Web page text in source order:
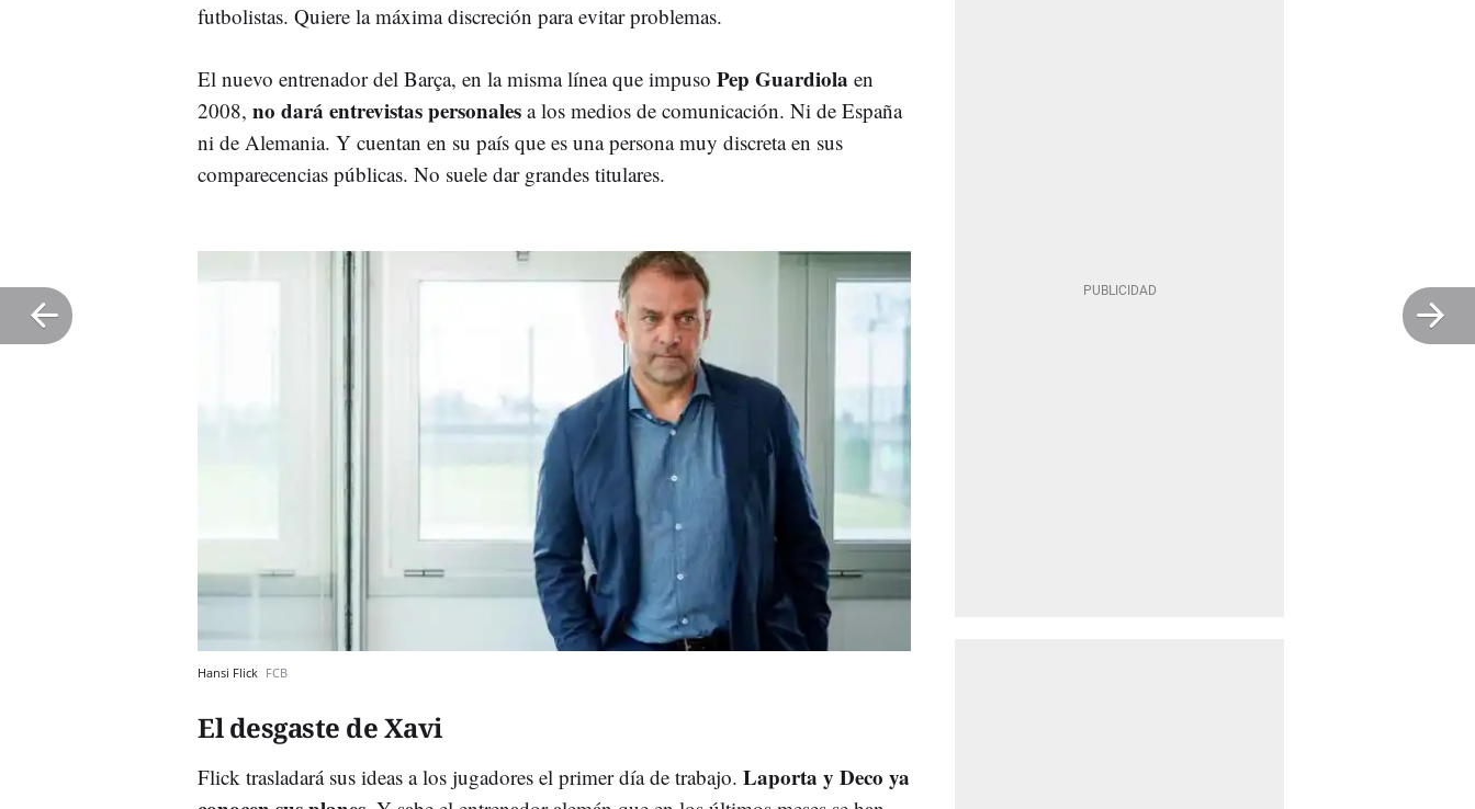
futbolistas. Quiere la máxima discreción para evitar problemas.
El nuevo entrenador del Barça, en la misma línea que impuso Pep Guardiola en
2008, no dará entrevistas personales a los medios de comunicación. Ni de España
ni de Alemania. Y cuentan en su país que es una persona muy discreta en sus
comparecencias públicas. No suele dar grandes titulares.
Hansi Flick FCB
El desgaste de Xavi
Flick trasladará sus ideas a los jugadores el primer día de trabajo. Laporta y Deco ya